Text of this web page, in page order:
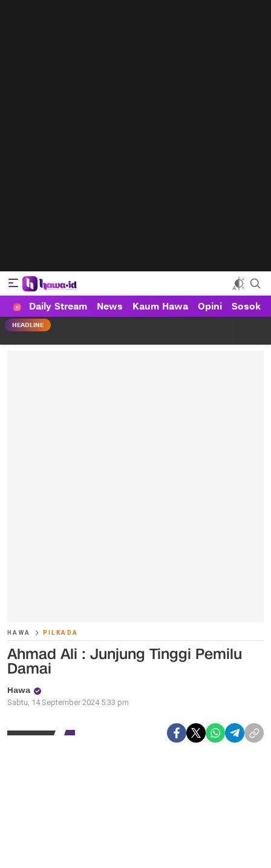
HAWA
Haluan Wanita Indonesia
Daily Stream News Kaum Hawa Opini Sosok
HEADLINE
HAWA PILKADA
Ahmad Ali : Junjung Tinggi Pemilu
Damai
Hawa
Sabtu, 14 September 2024 5:33 pm